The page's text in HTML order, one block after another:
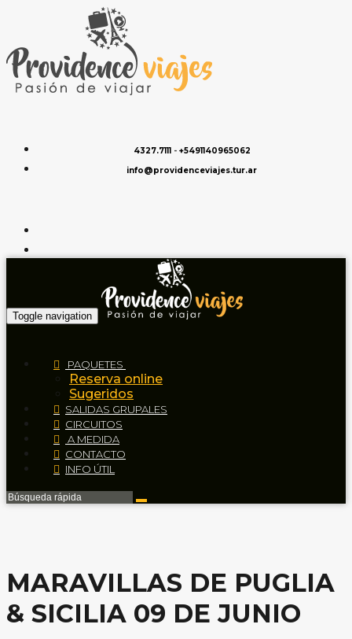
4327.7111- +5491140965062
info@providenceviajes.tur.ar
Toggle navigation
PAQUETES
Reserva online
Sugeridos
SALIDAS GRUPALES
CIRCUITOS
A MEDIDA
CONTACTO
INFO ÚTIL
MARAVILLAS DE PUGLIA
& SICILIA 09 DE JUNIO